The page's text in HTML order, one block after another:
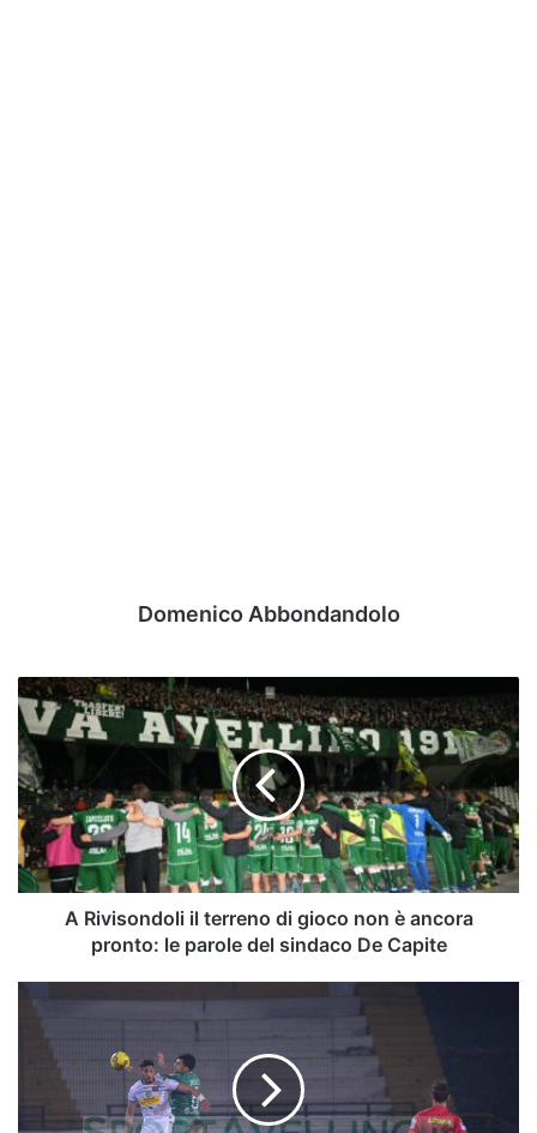
Domenico Abbondandolo
A
Rivisondoli
il
terreno
di
gioco
non
è
ancora
pronto:
del
sindaco
Capite
A Rivisondoli il terreno di gioco non è ancora
pronto: le parole del sindaco De Capite
Pecorino,
calde: